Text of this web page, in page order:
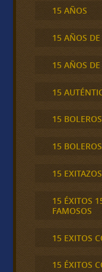
15 AÑOS
15 AÑOS
15 AÑOS
15
15
15
15 EXITAZOS
15 ÉXITOS
FAMOSOS
15 EXITOS
15 ÉXITOS